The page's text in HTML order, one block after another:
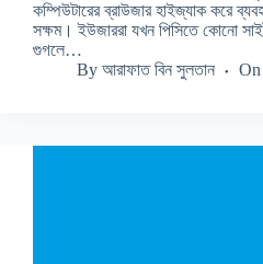
কম্পিউটারের ব্রাউজার হাইজ্যাক করে
সক্ষম। ইউজাররা যখন পিসিতে কোনো
গুগলে…
By আরাফাত বিন সুলতান On